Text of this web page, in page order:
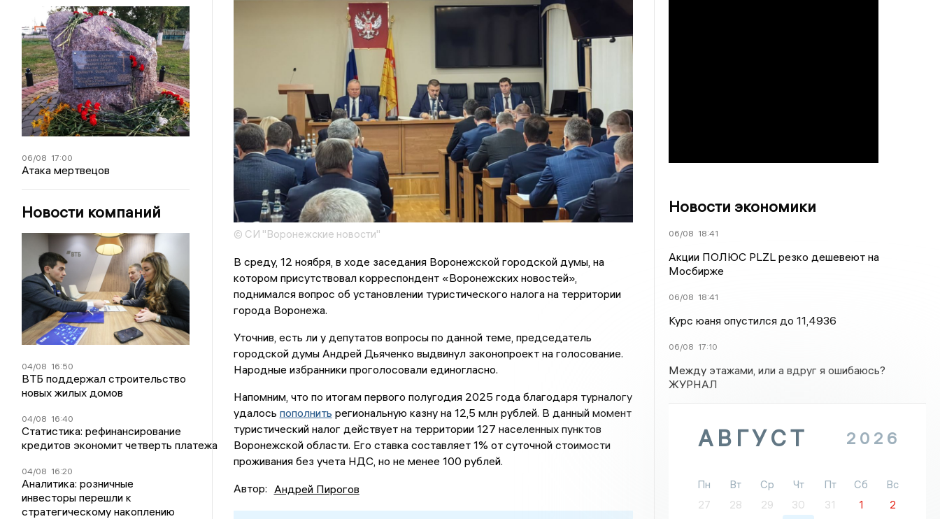
06/08 17:00
Атака мертвецов
Новости компаний
04/08 16:50
ВТБ поддержал строительство
новых жилых домов
04/08 16:40
Статистика: рефинансирование
кредитов экономит четверть платежа
04/08 16:20
Аналитика: розничные
инвесторы перешли к
стратегическому накоплению
© СИ "Воронежские новости"
В среду, 12 ноября, в ходе заседания Воронежской городской думы, на
котором присутствовал корреспондент «Воронежских новостей»,
поднимался вопрос об установлении туристического налога на территории
города Воронежа.
Уточнив, есть ли у депутатов вопросы по данной теме, председатель
городской думы Андрей Дьяченко выдвинул законопроект на голосование.
Народные избранники проголосовали единогласно.
Напомним, что по итогам первого полугодия 2025 года благодаря турналогу
удалось пополнить региональную казну на 12,5 млн рублей. В данный момент
туристический налог действует на территории 127 населенных пунктов
Воронежской области. Его ставка составляет 1% от суточной стоимости
проживания без учета НДС, но не менее 100 рублей.
Автор: Андрей Пирогов
Новости экономики
06/08 18:41
Акции ПОЛЮС PLZL резко дешевеют на
Мосбирже
06/08 18:41
Курс юаня опустился до 11,4936
06/08 17:10
Между этажами, или а вдруг я ошибаюсь?
ЖУРНАЛ
АВГУСТ 2026
Пн Вт Ср Чт Пт Сб
Вс
27
28 29 30 31 1
2